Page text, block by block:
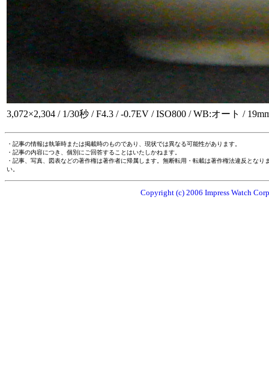
3,072×2,304 / 1/30秒 / F4.3 / -0.7EV / ISO800 / WB:オート /
・記事の情報は執筆時または掲載時のものであり、現状では異なる可能性があります。
・記事の内容につき、個別にご回答することはいたしかねます。
・記事、写真、図表などの著作権は著作者に帰属します。無断転用・転載は著作権法違反とな
い。
Copyright (c) 2006 Impress Watch